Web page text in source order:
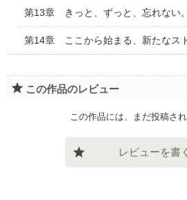
第13章 きっと、ずっと、忘れない。
第14章 ここから始まる、新たなス
この作品のレビュー
この作品には、まだ投稿され
レビューを書く